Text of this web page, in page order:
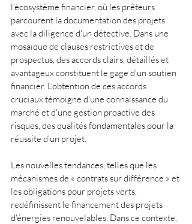
l'écosystème financier, où les prêteurs
parcourent la documentation des projets
avec la diligence d'un détective. Dans une
mosaïque de clauses restrictives et de
prospectus, des accords clairs, détaillés et
avantageux constituent le gage d'un soutien
financier. L'obtention de ces accords
cruciaux témoigne d'une connaissance du
marché et d'une gestion proactive des
risques, des qualités fondamentales pour la
réussite d'un projet.
Les nouvelles tendances, telles que les
mécanismes de « contrats sur différence » et
les obligations pour projets verts,
redéfinissent le financement des projets
d'énergies renouvelables. Dans ce contexte,